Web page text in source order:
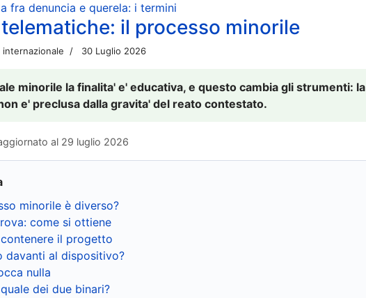
fra denuncia e querela: i termini
il processo minorile
30 Luglio 2026
minorile la finalita' e' educativa, e questo cambia gli strumenti: la
e' preclusa dalla gravita' del reato contestato.
al 29 luglio 2026
minorile è diverso?
come si ottiene
il progetto
davanti al dispositivo?
nulla
dei due binari?